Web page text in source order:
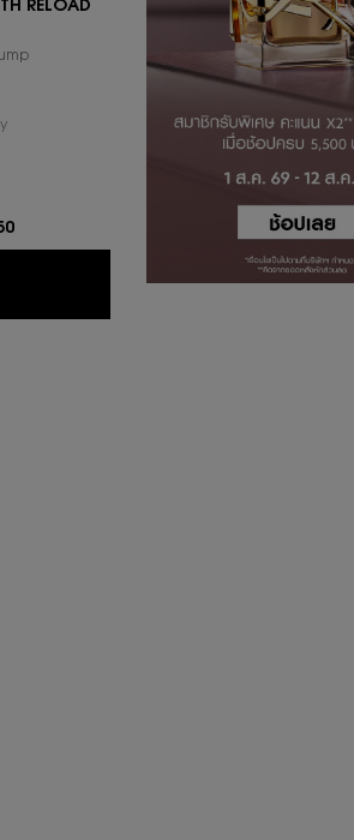
GLOW
RELOAD
for เซรั่ม PURE SHOTS YOUTH RELOAD
หม่
เซรั่ม PURE SHOTS YOUTH RELOAD